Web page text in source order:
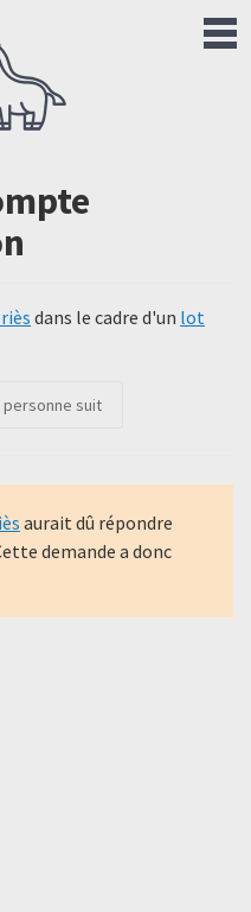
dans le cadre d'un lot
personne suit
aurait dû répondre
demande a donc